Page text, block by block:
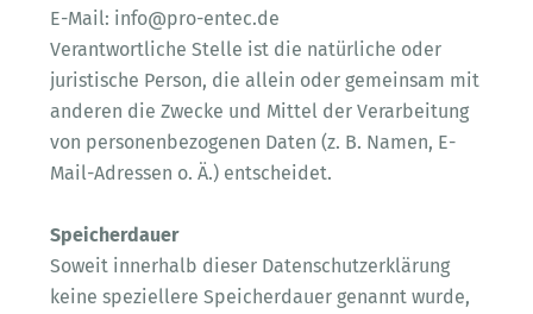
E-Mail: info@pro-entec.de
Verantwortliche Stelle ist die natürliche oder
juristische Person, die allein oder gemeinsam mit
anderen die Zwecke und Mittel der Verarbeitung
von personenbezogenen Daten (z. B. Namen, E-
Mail-Adressen o. Ä.) entscheidet.
Speicherdauer
Soweit innerhalb dieser Datenschutzerklärung
keine speziellere Speicherdauer genannt wurde,